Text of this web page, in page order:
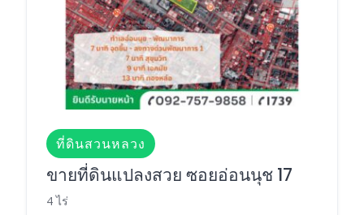
ที่ดินสวนหลวง
ขายที่ดินแปลงสวย ซอยอ่อนนุช 17
4 ไร่